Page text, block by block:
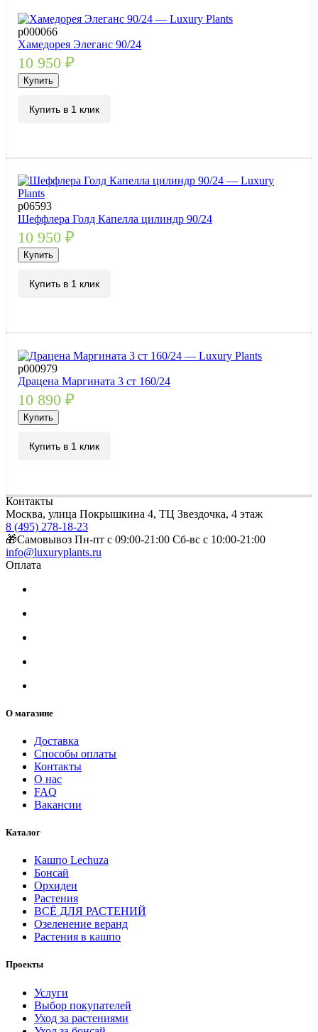
р000066
Хамедорея Элеганс 90/24
10 950 ₽
Купить
Купить в 1 клик
р06593
Шеффлера Голд Капелла цилиндр 90/24
10 950 ₽
Купить
Купить в 1 клик
р000979
Драцена Маргината 3 ст 160/24
10 890 ₽
Купить
Купить в 1 клик
Контакты
Москва, улица Покрышкина 4, ТЦ Звездочка, 4 этаж
8 (495) 278-18-23
🎁Самовывоз Пн-пт с 09:00-21:00 Сб-вс с 10:00-21:00
info@luxuryplants.ru
Оплата
О магазине
Доставка
Способы оплаты
Контакты
О нас
FAQ
Вакансии
Каталог
Кашпо Lechuza
Бонсай
Орхидеи
Растения
ВСЁ ДЛЯ РАСТЕНИЙ
Озеленение веранд
Растения в кашпо
Проекты
Услуги
Выбор покупателей
Уход за растениями